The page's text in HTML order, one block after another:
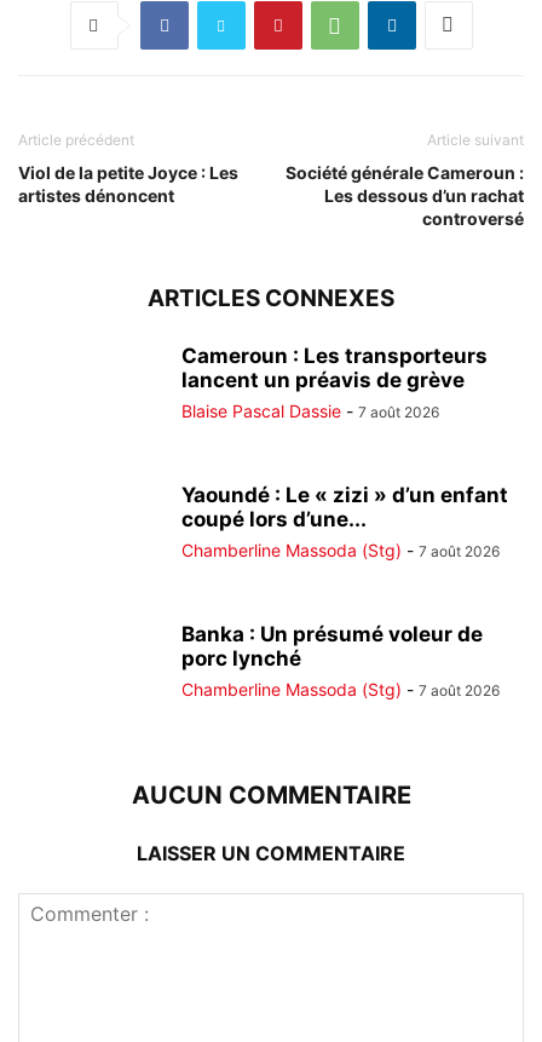
Article précédent
Viol de la petite Joyce : Les
artistes dénoncent
Article suivant
Société générale Cameroun :
Les dessous d’un rachat
controversé
ARTICLES CONNEXES
Cameroun : Les transporteurs
lancent un préavis de grève
Blaise Pascal Dassie - 7 août 2026
Yaoundé : Le « zizi » d’un enfant
coupé lors d’une...
Chamberline Massoda (Stg) - 7 août 2026
Banka : Un présumé voleur de
porc lynché
Chamberline Massoda (Stg) - 7 août 2026
AUCUN COMMENTAIRE
LAISSER UN COMMENTAIRE